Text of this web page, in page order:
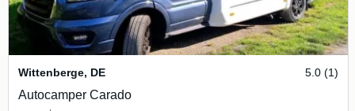
Wittenberge, DE 5.0 (1)
Autocamper Carado